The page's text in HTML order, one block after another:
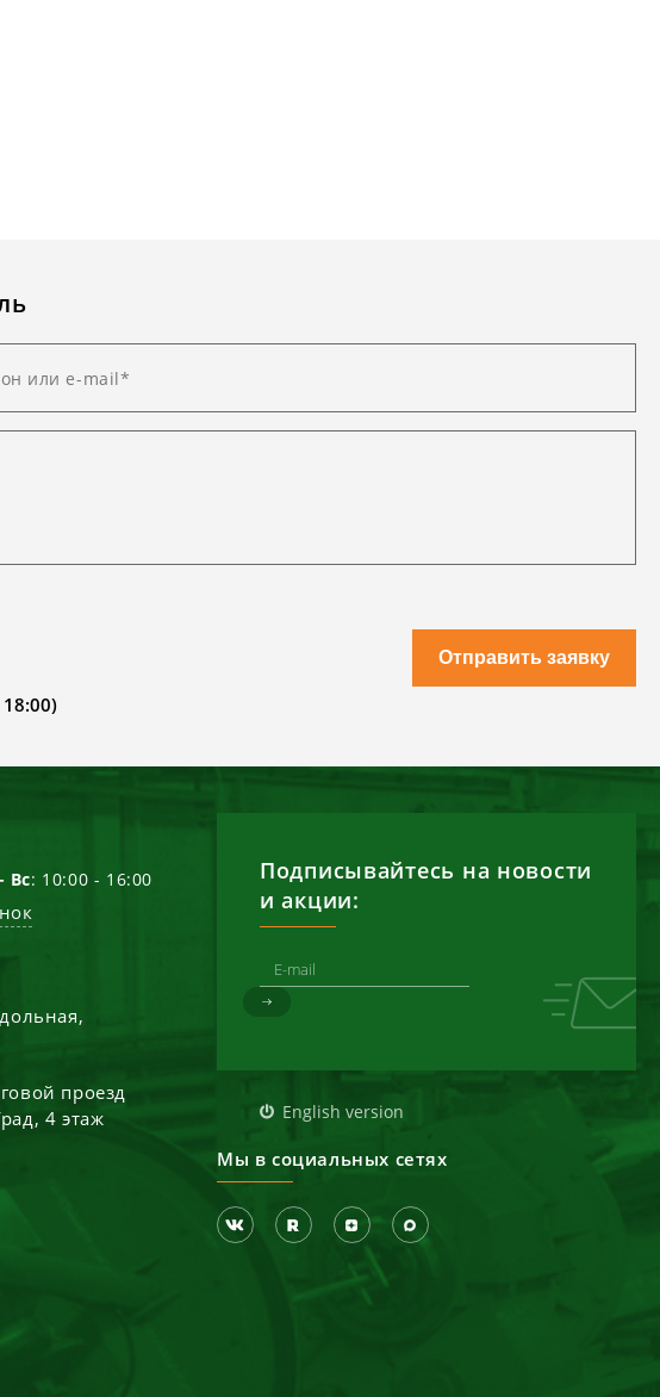
Отправить заявку
Вс: 10:00 - 16:00
проезд
4 этаж
Подписывайтесь на новости
и акции:
English version
Мы в социальных сетях